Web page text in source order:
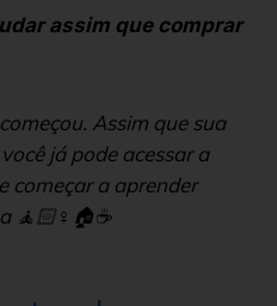
assim que comprar
Assim que sua
já pode acessar a
começar a aprender
🧘🏻♀️🏠☕